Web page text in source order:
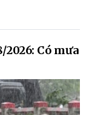
Có mưa